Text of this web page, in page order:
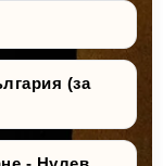
(за